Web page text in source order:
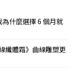
什麼選擇 6 個月就
纖體霜》曲線雕塑更